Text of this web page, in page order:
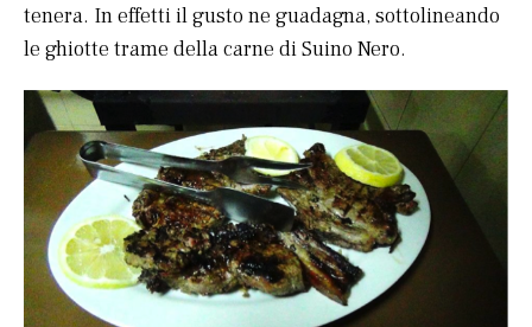
tenera. In effetti il gusto ne guadagna, sottolineando
le ghiotte trame della carne di Suino Nero.